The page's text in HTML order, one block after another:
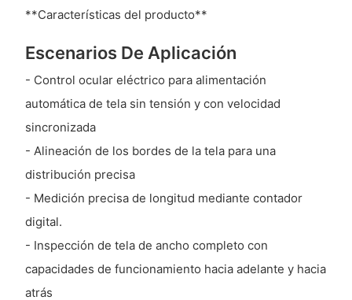
**Características del producto**
Escenarios De Aplicación
- Control ocular eléctrico para alimentación
automática de tela sin tensión y con velocidad
sincronizada
- Alineación de los bordes de la tela para una
distribución precisa
- Medición precisa de longitud mediante contador
digital.
- Inspección de tela de ancho completo con
capacidades de funcionamiento hacia adelante y hacia
atrás